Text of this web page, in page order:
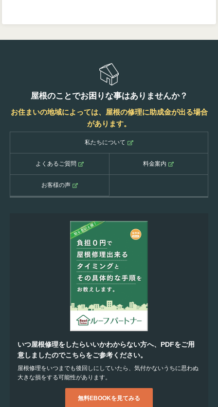
屋根のことでお困りな事はありませんか？
お住まいの地域によっては、屋根の修理に助成金が出る場合
があります。
私たちについて
よくあるご質問 料金案内
お客様の声
いつ屋根修理をしたらいいかわからない方へ、PDFをご用
意しましたのでこちらをご参考ください。
屋根修理をいつまでも後回しにしていたら、気付かないうちに思わぬ
大きな損をする可能性があります。
無料EBOOKを見てみる